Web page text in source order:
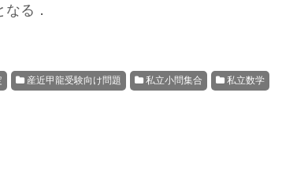
なる．
産近甲龍受験向け問題 私立小問集合 私立数学